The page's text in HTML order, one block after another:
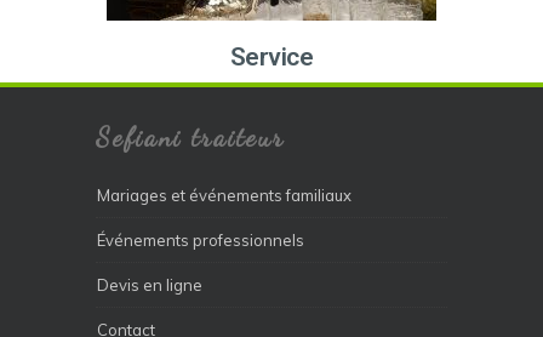
Service
Sefiani traiteur
Mariages et événements familiaux
Événements professionnels
Devis en ligne
Contact